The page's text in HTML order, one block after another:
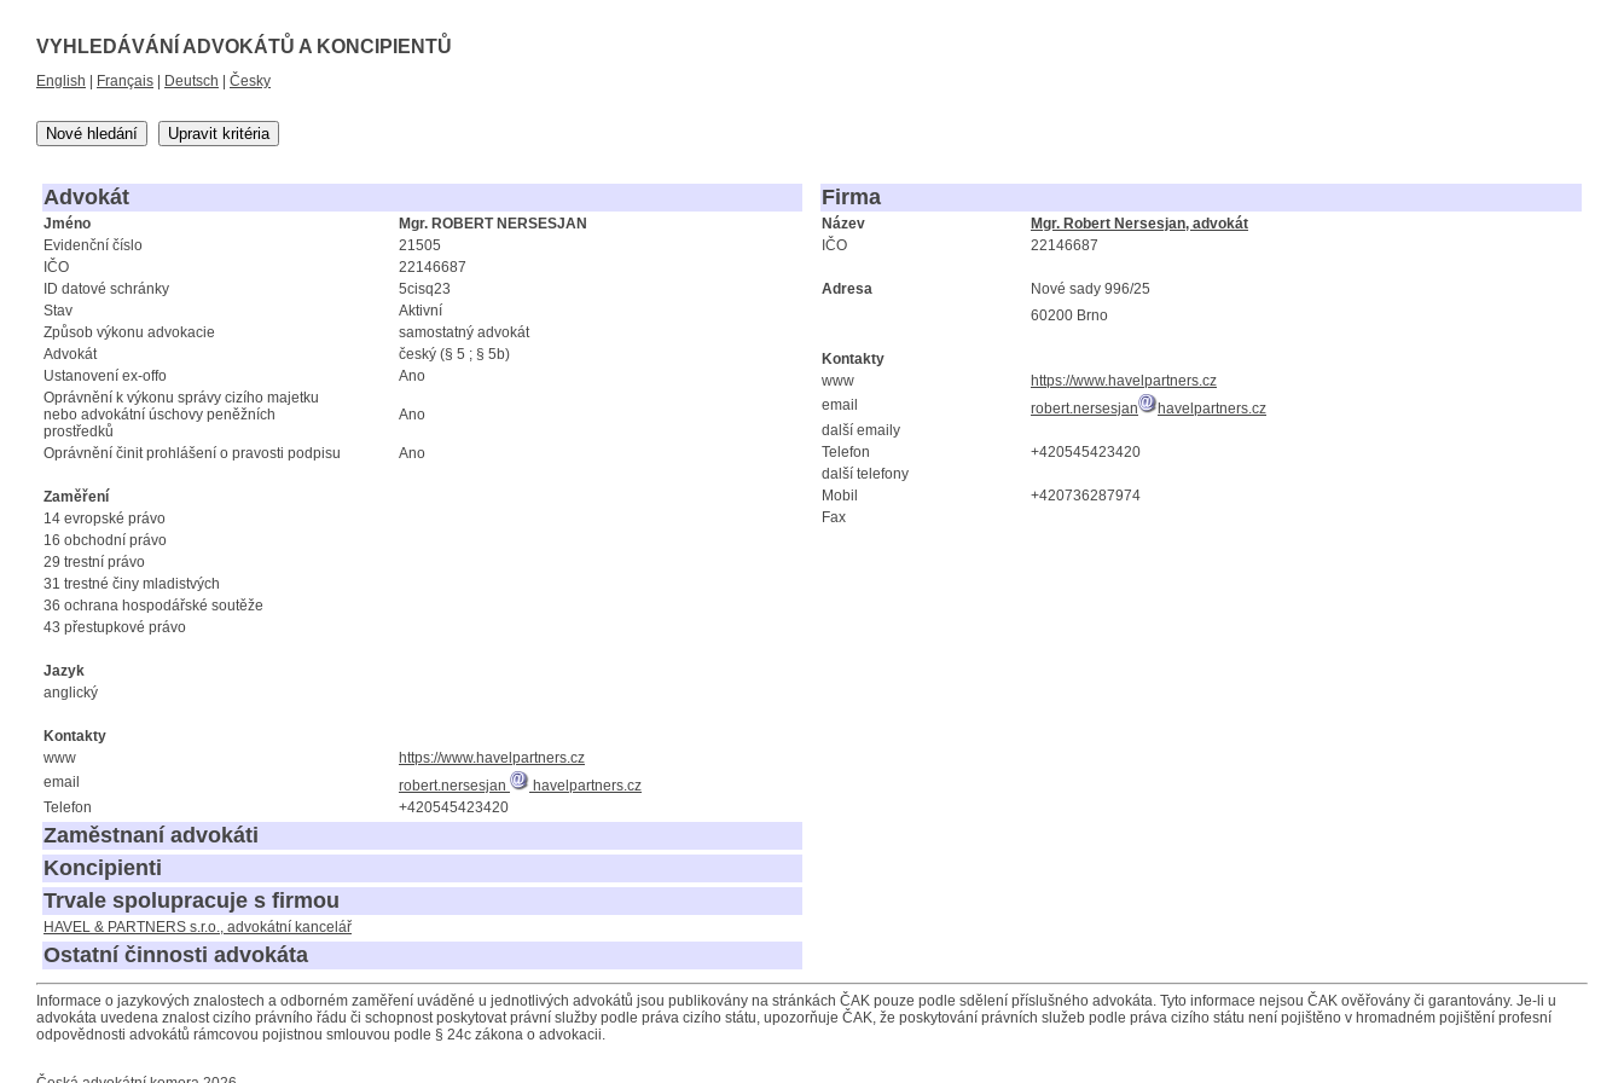
VYHLEDÁVÁNÍ ADVOKÁTŮ A KONCIPIENTŮ
English Français Deutsch Česky
Nové hledání Upravit kritéria
Advokát
Jméno
Mgr. ROBERT NERSESJAN
Evidenční číslo
21505
IČO
22146687
ID datové schránky
5cisq23
Stav
Aktivní
Způsob výkonu advokacie
samostatný advokát
Advokát
český (§ 5 ; § 5b)
Ustanovení ex-offo
Ano
Oprávnění k výkonu správy cizího majetku
nebo advokátní úschovy peněžních
prostředků
Ano
Oprávnění činit prohlášení o pravosti podpisu Ano
Zaměření
14 evropské právo
16 obchodní právo
29 trestní právo
31 trestné činy mladistvých
36 ochrana hospodářské soutěže
43 přestupkové právo
Jazyk
anglický
Kontakty
www
https://www.havelpartners.cz
email
robert.nersesjan
havelpartners.cz
Telefon
+420545423420
Zaměstnaní advokáti
Koncipienti
Trvale spolupracuje s firmou
HAVEL & PARTNERS s.r.o., advokátní kancelář
Ostatní činnosti advokáta
Firma
Název
Mgr. Robert Nersesjan, advokát
IČO
22146687
Adresa
Nové sady 996/25
60200 Brno
Kontakty
www
https://www.havelpartners.cz
email
robert.nersesjan
havelpartners.cz
další emaily
Telefon
+420545423420
další telefony
Mobil
+420736287974
Fax
Informace o jazykových znalostech a odborném zaměření uváděné u jednotlivých advokátů jsou publikovány na stránkách ČAK pouze podle sdělení příslušného advokáta. Tyto informace nejsou ČAK ověřovány či garantovány. Je-li u
advokáta uvedena znalost cizího právního řádu či schopnost poskytovat právní služby podle práva cizího státu, upozorňuje ČAK, že poskytování právních služeb podle práva cizího státu není pojištěno v hromadném pojištění profesní
odpovědnosti advokátů rámcovou pojistnou smlouvou podle § 24c zákona o advokacii.